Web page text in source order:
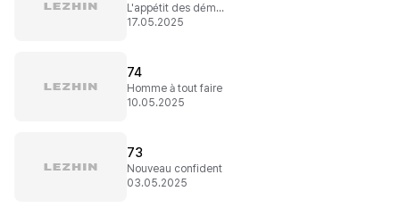
L'appétit des démons
17.05.2025
74
Homme à tout faire
10.05.2025
73
Nouveau confident
03.05.2025